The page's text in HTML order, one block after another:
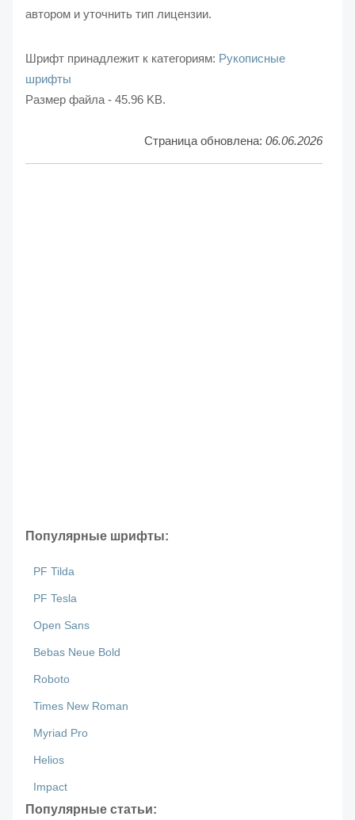
автором и уточнить тип лицензии.
Шрифт принадлежит к категориям: Рукописные
шрифты
Размер файла - 45.96 KB.
Страница обновлена: 06.06.2026
Популярные шрифты:
PF Tilda
PF Tesla
Open Sans
Bebas Neue Bold
Roboto
Times New Roman
Myriad Pro
Helios
Impact
Популярные статьи: